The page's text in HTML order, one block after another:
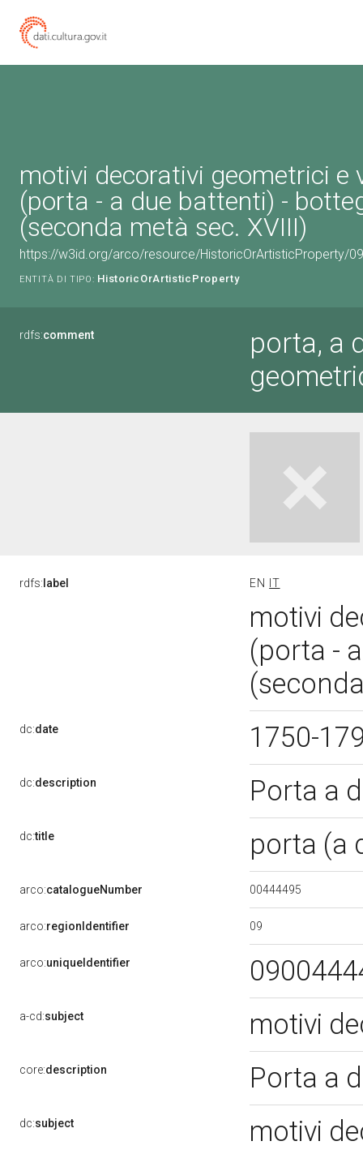
motivi decorativi geometrici e
(porta - a due battenti) -
(seconda metà sec. XVIII)
https://w3id.org/arco/resource/HistoricOrArtisticProperty/
ENTITÀ DI TIPO: HistoricOrArtisticProperty
rdfs:comment
porta, a
rdfs: label EN IT
motivi
(porta -
dc:date 1750-
dc:description Porta a
dc:title porta (a
arco:catalogueNumber 00444495
arco:regionIdentifier 09
arco:uniqueIdentifier
a-cd:subject motivi
core:description Porta a
dc:subject motivi